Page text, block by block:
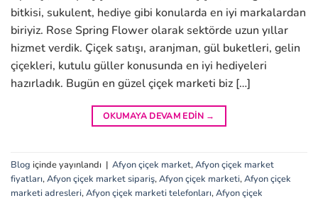
bitkisi, sukulent, hediye gibi konularda en iyi markalardan
biriyiz. Rose Spring Flower olarak sektörde uzun yıllar
hizmet verdik. Çiçek satışı, aranjman, gül buketleri, gelin
çiçekleri, kutulu güller konusunda en iyi hediyeleri
hazırladık. Bugün en güzel çiçek marketi biz […]
OKUMAYA DEVAM EDIN →
Blog içinde yayınlandı | Afyon çiçek market,Afyon çiçek market
fiyatları,Afyon çiçek market sipariş,Afyon çiçek marketi,Afyon çiçek
marketi adresleri,Afyon çiçek marketi telefonları,Afyon çiçek